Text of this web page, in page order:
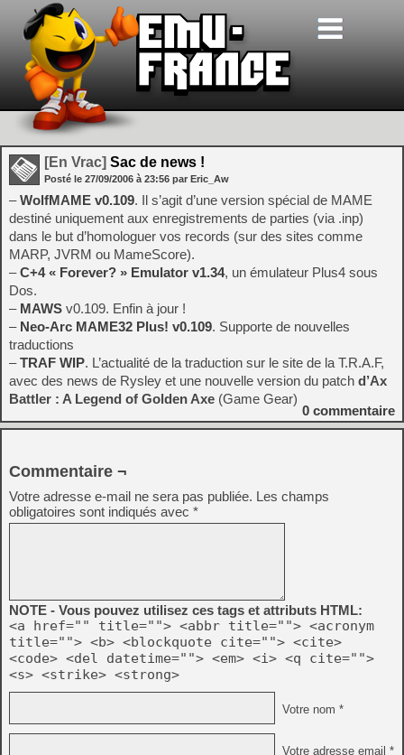
[En Vrac] Sac de news !
Posté le 27/09/2006 à 23:56 par Eric_Aw
–WolfMAME v0.109. Il s’agit d’une version spécial de MAME
destiné uniquement aux enregistrements de parties (via .inp)
dans le but d’homologuer vos records (sur des sites comme
MARP, JVRM ou MameScore).
–C+4 « Forever? » Emulator v1.34, un émulateur Plus4 sous
Dos.
– MAWS v0.109. Enfin à jour !
– Neo-Arc MAME32 Plus! v0.109. Supporte de nouvelles
traductions
–TRAF WIP. L’actualité de la traduction sur le site de la T.R.A.F,
avec des news de Rysley et une nouvelle version du patch d’Ax
Battler : A Legend of Golden Axe (Game Gear)
0 commentaire
Commentaire ¬
Votre adresse e-mail ne sera pas publiée. Les champs
obligatoires sont indiqués avec *
NOTE - Vous pouvez utilisez ces tags et attributs HTML:
<a href="" title=""> <abbr title=""> <acronym
title=""> <b> <blockquote cite=""> <cite>
<code> <del datetime=""> <em> <i> <q cite="">
<s> <strike> <strong>
Votre nom *
Votre adresse email *